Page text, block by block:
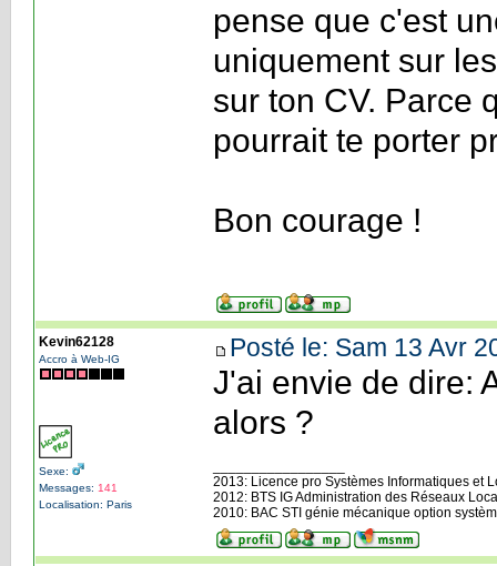
pense que c'est
uniquement sur
sur ton CV. Parce
pourrait te porter
Bon courage !
Kevin62128
Accro à Web-IG
Sexe:
Messages: 141
Localisation: Paris
Posté le: Sam 13 Avr
J'ai envie de dire:
alors ?
2013: Licence pro Systèmes Informatiques et
2012: BTS IG Administration des Réseaux
2010: BAC STI génie mécanique option